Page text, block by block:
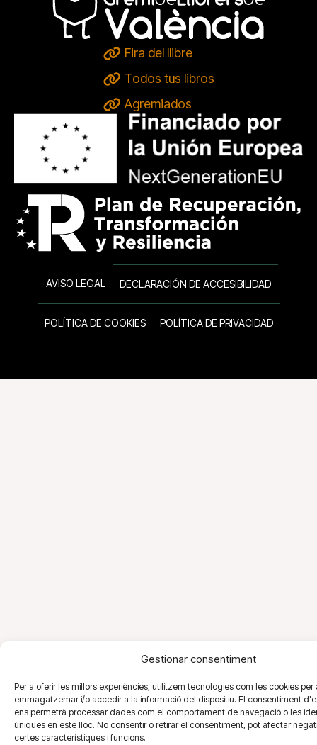
Gestionar consentiment
Per a oferir les millors experiències, utilitzem tecnologies com les cookies per
emmagatzemar i/o accedir a la informació del dispositiu. El consentiment
ens permetrà processar dades com el comportament de navegació o les
úniques en este lloc. No consentir o retirar el consentiment, pot afectar
certes característiques i funcions.
AVISO LEGAL DECLARACIÓN DE ACCESIBILIDAD
POLÍTICA DE COOKIES POLÍTICA DE PRIVACIDAD
Fira del llibre
Todos tus libros
Agremiados